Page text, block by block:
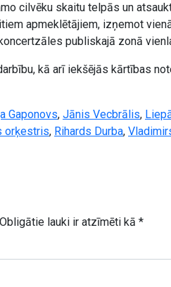
cilvēku skaitu telpās un
apmeklētājiem, izņemot
publiskajā zonā
kā arī iekšējās kārtības
Gaponovs, Jānis Vecbrālis,
orķestris, Rihards Durba,
Obligātie lauki ir atzīmēti kā *